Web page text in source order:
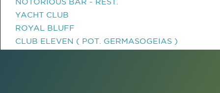
YACHT CLUB
ROYAL BLUFF
CLUB ELEVEN ( POT. GERMASOGEIAS )